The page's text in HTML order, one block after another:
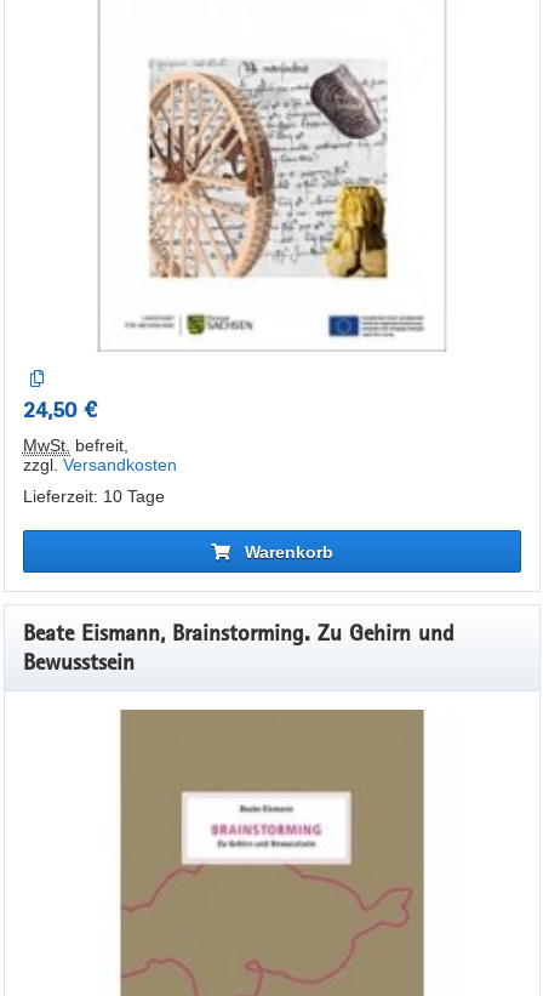
24,50 €
MwSt. befreit,
zzgl. Versandkosten
Lieferzeit: 10 Tage
Warenkorb
Beate Eismann, Brainstorming. Zu Gehirn und
Bewusstsein